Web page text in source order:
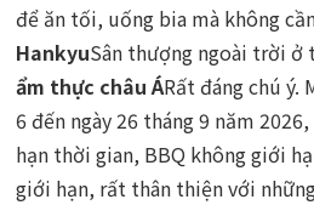
để ăn tối, uống bia mà không
HankyuSân thượng ngoài trời ở
ẩm thực châu ÁRất đáng chú ý.
6 đến ngày 26 tháng 9 năm
hạn thời gian, BBQ không giới
giới hạn, rất thân thiện với